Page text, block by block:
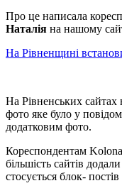
Про це написала
Наталія на нашому
На Рівненщині
На Рівненських сайтах
фото яке було у
додатковим фото.
Кореспондентам
більшість сайтів
стосується блок-